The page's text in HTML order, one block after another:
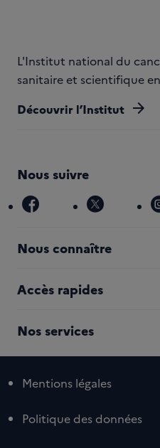
L'Institut national du
sanitaire et scientifique
Découvrir l’Institut arrow_forward
Nous suivre
facebook x
Nous connaître
Accès rapides
Nos services
Mentions légales
Politique des données